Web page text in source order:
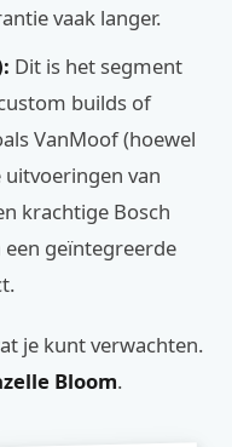
vaak langer.
Dit is het segment
builds of
VanMoof (hoewel
van
krachtige Bosch
geïntegreerde
je kunt verwachten.
Bloom.